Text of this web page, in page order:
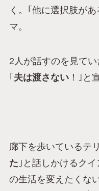
く。｢他に選択肢が
マ。
2人が話すのを見て
｢ 夫は渡さない！｣と
廊下を歩いているテ
た ｣と話しかけるク
の生活を変えたくな